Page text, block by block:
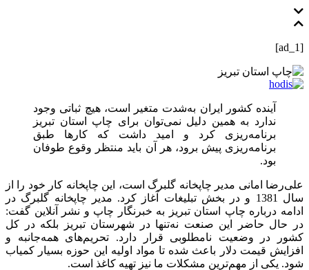
[ad_1]
آینده کشور ایران به‌شدت متغیر است، هیچ ثباتی وجود
ندارد به همین دلیل نمی‌توان برای چاپ استان تبریز
برنامه‌ریزی کرد و امید داشت که کارها طبق
برنامه‌ریزی پیش برود، هر آن باید منتظر وقوع طوفان
بود.
علی‌رضا امانی مدیر چاپخانه گلبرگ است، این چاپخانه کار خود را از
سال 1381 و در بخش تبلیغات آغاز کرد. مدیر چاپخانه گلبرگ در
ادامه درباره چاپ استان تبریز به خبرنگار چاپ و نشر آنلاین گفت:
در حال حاضر این صنعت نه‌تنها در شهرستان تبریز بلکه در کل
کشور در وضعیت نامطلوبی قرار دارد. تحریم‌های همه‌جانبه و
افزایش قیمت دلار باعث شده تا مواد اولیه این حوزه بسیار کمیاب
شود. یکی از مهم‌ترین مشکلات ما نیز تهیه کاغذ است.